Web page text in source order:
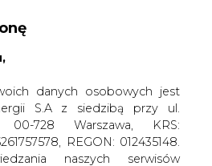
A A
ZALOGUJ SIĘ
danych osobowych jest
S.A z siedzibą przy ul.
00-728 Warszawa, KRS:
REGON: 012435148.
naszych serwisów